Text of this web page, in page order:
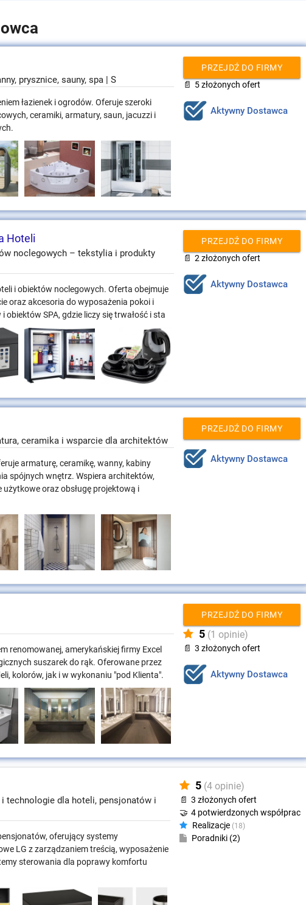
prysznice, sauny, spa | S
łazienek i ogrodów. Oferuje szeroki
ceramiki, armatury, saun, jacuzzi i
PRZEJDŹ DO FIRMY
📄 5 złożonych ofert
Aktywny Dostawca
Hoteli
noclegowych – tekstylia i produkty
i obiektów noclegowych. Oferta obejmuje
oraz akcesoria do wyposażenia pokoi i
SPA, gdzie liczy się trwałość i sta
PRZEJDŹ DO FIRMY
📄 2 złożonych ofert
Aktywny Dostawca
ceramika i wsparcie dla architektów
armaturę, ceramikę, wanny, kabiny
spójnych wnętrz. Wspiera architektów,
oraz obsługę projektową i
PRZEJDŹ DO FIRMY
Aktywny Dostawca
renomowanej, amerykańskiej firmy Excel
suszarek do rąk. Oferowane przez
kolorów, jak i w wykonaniu "pod Klienta".
PRZEJDŹ DO FIRMY
5 (1 opinie)
📄 3 złożonych ofert
Aktywny Dostawca
technologie dla hoteli, pensjonatów i
oferujący systemy
LG z zarządzaniem treścią, wyposażenie
sterowania dla poprawy komfortu
5 (4 opinie)
📄 3 złożonych ofert
🤝 4 potwierdzonych współprac
Realizacje (18)
Poradniki (2)